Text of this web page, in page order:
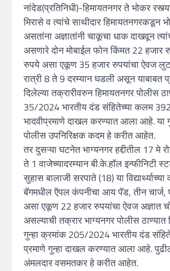
नांदेड(प्रतिनिधी)-हिमायतनगर ते भोकर
मिरासे व त्यांचे साथीदार हिमायतनगरकडून
असतांना अज्ञातांनी चाकूचा धाक दाखवून
असणारे दोन मोबाईल फोन किंमत 22 हजार
रुपये असा एकूण 35 हजार रुपयांचा ऐवज
रात्री 8 ते 9 दरम्यान घडली असून याबाबत
दिलेल्या तक्रारीवरुन हिमायतनगर पोलीस
35/2024 भारतीय दंड संहितेच्या कलम
भादवीप्रमाणे दाखल करण्यात आला आहे. या
पोलीस उपनिरिक्षक कदम हे करीत आहेत.
तर दुसऱ्या घटनेत भाग्यनगर हद्दीतील 17 मे
ते 1 वाजेच्यादरम्यान बी.के.हॉल इन्फीनिटी
सुहास बालाजी सरपाते (18) या विद्यार्थ्याच्या
बॅगमधील ऍपल कंपनीचा आय पॅड, तीन
असा एकूण 22 हजार रुपयांचा ऐवज अज्ञात
असल्याची तक्रार भाग्यनगर पोलीस
गुन्हा क्रमांक 205/2024 भारतीय दंड
प्रमाणे गुन्हा दाखल करण्यात आला आहे.
अंमलदार वसमतकर हे करीत आहेत.